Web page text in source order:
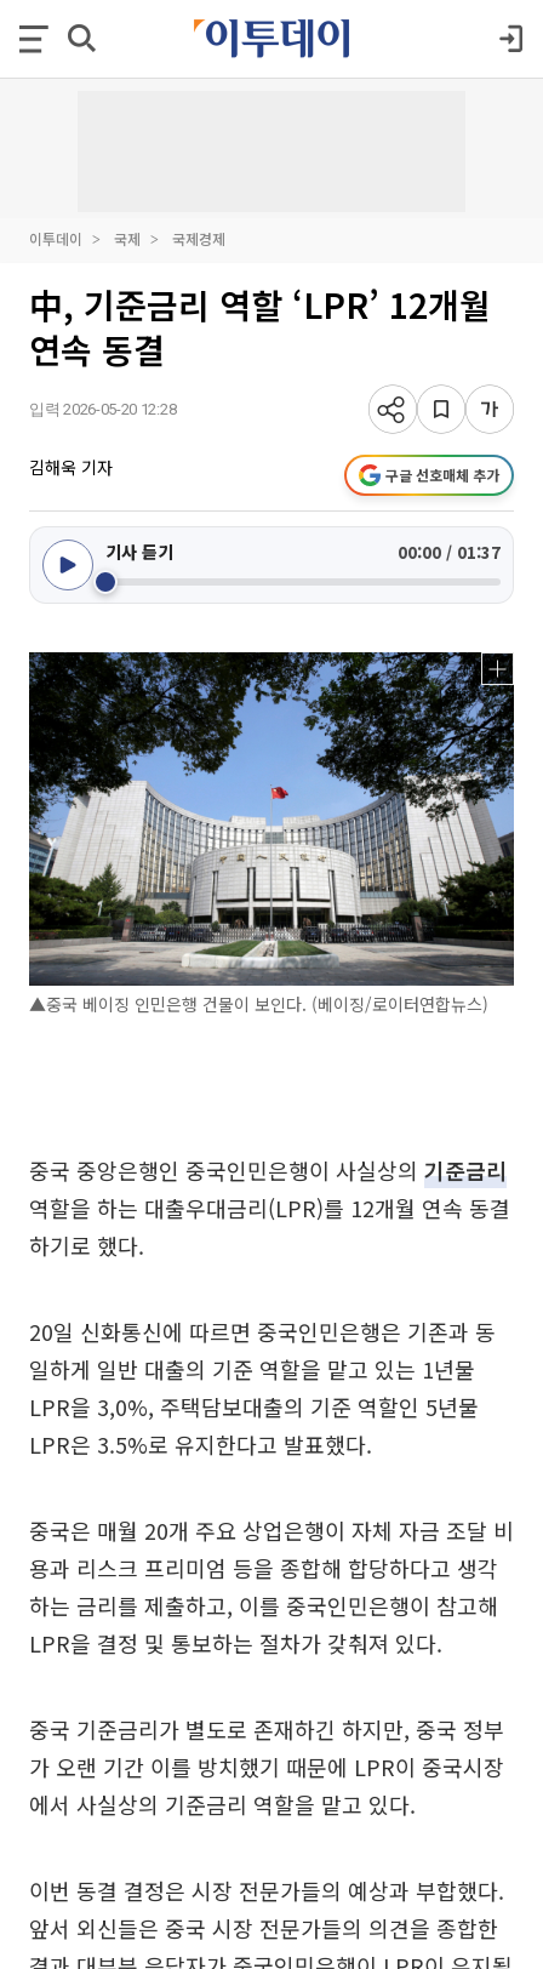
이투데이 국제 국제경제
中, 기준금리 역할 ‘LPR’ 12개월
연속 동결
입력 2026-05-20 12:28
김해욱 기자 구글 선호매체 추가
기사 듣기 00:00 / 01:37
▲중국 베이징 인민은행 건물이 보인다. (베이징/로이터연합뉴스)
중국 중앙은행인 중국인민은행이 사실상의 기준금리
역할을 하는 대출우대금리(LPR)를 12개월 연속 동결
하기로 했다.
20일 신화통신에 따르면 중국인민은행은 기존과 동
일하게 일반 대출의 기준 역할을 맡고 있는 1년물
LPR을 3,0%, 주택담보대출의 기준 역할인 5년물
LPR은 3.5%로 유지한다고 발표했다.
중국은 매월 20개 주요 상업은행이 자체 자금 조달 비
용과 리스크 프리미엄 등을 종합해 합당하다고 생각
하는 금리를 제출하고, 이를 중국인민은행이 참고해
LPR을 결정 및 통보하는 절차가 갖춰져 있다.
중국 기준금리가 별도로 존재하긴 하지만, 중국 정부
가 오랜 기간 이를 방치했기 때문에 LPR이 중국시장
에서 사실상의 기준금리 역할을 맡고 있다.
이번 동결 결정은 시장 전문가들의 예상과 부합했다.
앞서 외신들은 중국 시장 전문가들의 의견을 종합한